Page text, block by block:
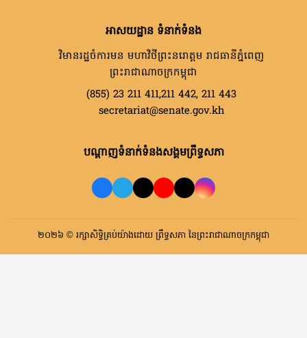
អាសយដ្ឋាន ទំនាក់ទំនង
វិមានរដ្ឋចំការមន មហាវិថីព្រះនរោត្តម រាជធានីភ្នំពេញ
ព្រះរាជាណាចក្រកម្ពុជា
(855) 23 211 411,211 442, 211 443
secretariat@senate.gov.kh
បណ្តាញទំនាក់ទំនងសង្គមព្រឹទ្ធសភា
២០២៦ © រក្សាសិទ្ធិគ្រប់យ៉ាងដោយ ព្រឹទ្ធសភា នៃព្រះរាជាណាចក្រកម្ពុជា